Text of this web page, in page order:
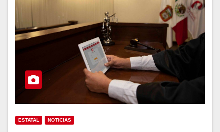
ESTATAL NOTICIAS